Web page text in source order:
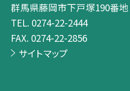
群馬県藤岡市下戸塚190番地
TEL. 0274-22-2444
FAX. 0274-22-2856
サイトマップ